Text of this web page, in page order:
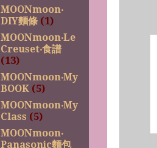
MOONmoon‧
DIY麵條 (1)
MOONmoon‧Le
Creuset‧食譜
(13)
MOONmoon‧My
BOOK (5)
MOONmoon‧My
Class (5)
MOONmoon‧
Panasonic麵包